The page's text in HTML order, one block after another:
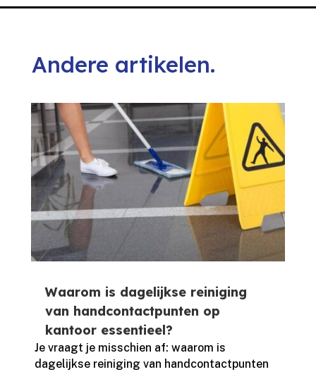
Andere artikelen.
Waarom is dagelijkse reiniging
van handcontactpunten op
kantoor essentieel?
Je vraagt je misschien af: waarom is
dagelijkse reiniging van handcontactpunten